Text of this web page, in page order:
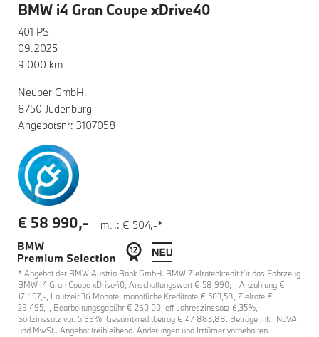
BMW i4 Gran Coupe xDrive40
401 PS
09.2025
9 000 km
Neuper GmbH.
8750 Judenburg
Angebotsnr: 3107058
mtl.: € 504,-*
€ 58 990,-
* Angebot der BMW Austria Bank GmbH. BMW Zielratenkredit für das Fahrzeug
BMW i4 Gran Coupe xDrive40, Anschaffungswert € 58 990,-, Anzahlung €
17 697,-, Laufzeit36 Monate, monatliche Kreditrate € 503,58, Zielrate €
29 495,-, Bearbeitungsgebühr € 260,00, eff. Jahreszinssatz 6,35%,
Sollzinssatz var. 5,99%, Gesamtkreditbetrag € 47 883,88. Beträge inkl. NoVA
und MwSt.. Angebot freibleibend. Änderungen und Irrtümer vorbehalten.